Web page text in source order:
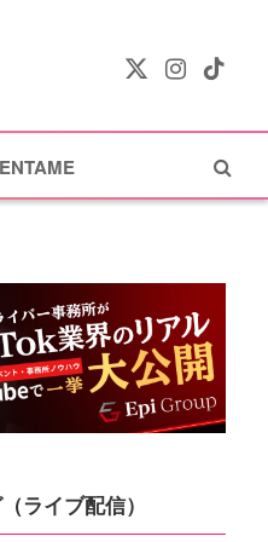
X
Instagram
TikTok
ENTAME
ライブ配信）